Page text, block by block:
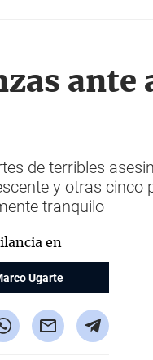
ante
de terribles
y otras cinco
tranquilo
Ugarte